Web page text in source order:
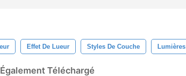
Effet De Lueur Styles De Couche Lumières
Téléchargé